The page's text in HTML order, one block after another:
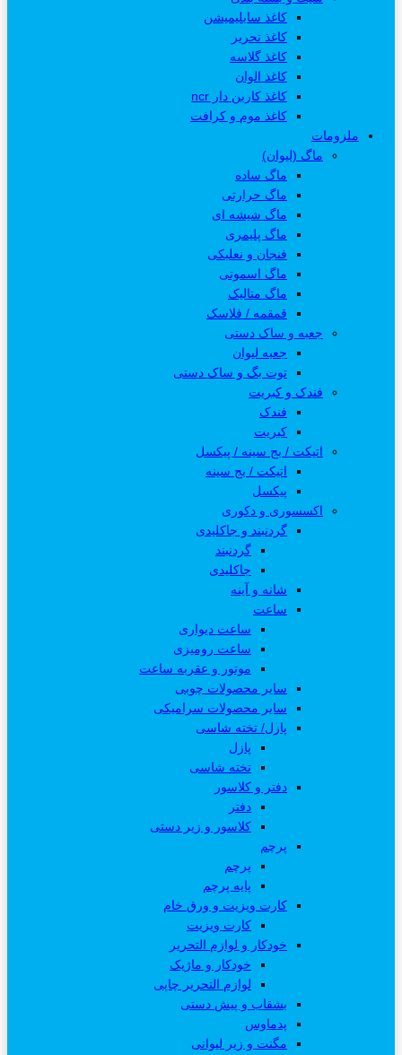
کاغذ سابلیمیشن
کاغذ تحریر
کاغذ گلاسه
کاغذ الوان
کاغذ کاربن دار ncr
کاغذ موم و کرافت
ملزومات
ماگ (لیوان)
ماگ ساده
ماگ حرارتی
ماگ شیشه ای
ماگ پلیمری
فنجان و نعلبکی
ماگ اسموتی
ماگ متالیک
قمقمه / فلاسک
جعبه و ساک دستی
جعبه لیوان
توت بگ و ساک دستی
فندک و کبریت
فندک
کبریت
اتیکت / بج سینه / پیکسل
اتیکت / بج سینه
پیکسل
اکسسوری و دکوری
گردنبند و جاکلیدی
گردنبند
جاکلیدی
شانه و آینه
ساعت
ساعت دیواری
ساعت رومیزی
موتور و عقربه ساعت
سایر محصولات چوبی
سایر محصولات سرامیکی
پازل/ تخته شاسی
پازل
تخته شاسی
دفتر و کلاسور
دفتر
کلاسور و زیر دستی
پرچم
پرچم
پایه پرچم
کارت ویزیت و ورق خام
کارت ویزیت
خودکار و لوازم التحریر
خودکار و ماژیک
لوازم التحریر چاپی
بشقاب و پیش دستی
پدماوس
مگنت و زیر لیوانی